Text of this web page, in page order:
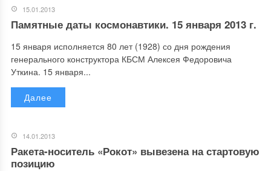
15.01.2013
Памятные даты космонавтики. 15 января 2013 г.
15 января исполняется 80 лет (1928) со дня рождения
генерального конструктора КБСМ Алексея Федоровича
Уткина. 15 января...
Далее
14.01.2013
Ракета-носитель «Рокот» вывезена на стартовую
позицию